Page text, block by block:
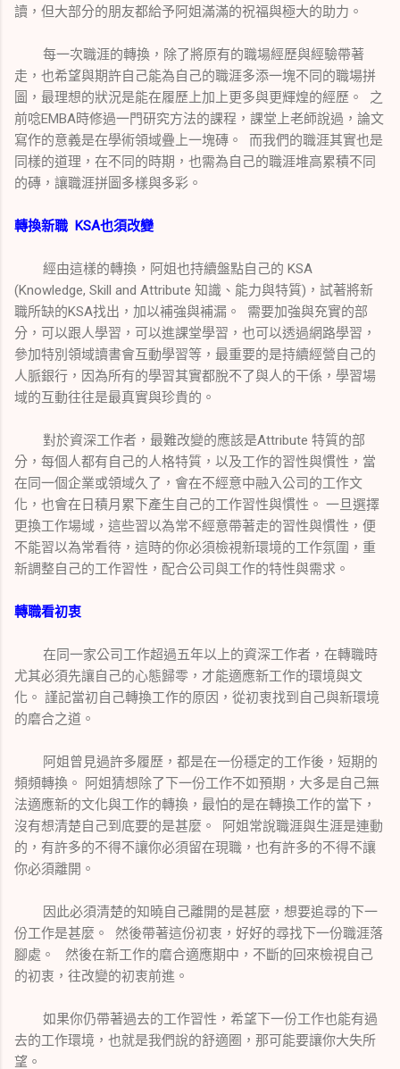
讀，但大部分的朋友都給予阿姐滿滿的祝福與極大的助力。
每一次職涯的轉換，除了將原有的職場經歷與經驗帶著
走，也希望與期許自己能為自己的職涯多添一塊不同的職場拼
圖，最理想的狀況是能在履歷上加上更多與更輝煌的經歷。 之
前唸EMBA時修過一門研究方法的課程，課堂上老師說過，論文
寫作的意義是在學術領域疊上一塊磚。 而我們的職涯其實也是
同樣的道理，在不同的時期，也需為自己的職涯堆高累積不同
的磚，讓職涯拼圖多樣與多彩。
轉換新職 KSA也須改變
經由這樣的轉換，阿姐也持續盤點自己的 KSA
(Knowledge, Skill and Attribute 知識、能力與特質)，試著將新
職所缺的KSA找出，加以補強與補漏。 需要加強與充實的部
分，可以跟人學習，可以進課堂學習，也可以透過網路學習，
參加特別領域讀書會互動學習等，最重要的是持續經營自己的
人脈銀行，因為所有的學習其實都脫不了與人的干係，學習場
域的互動往往是最真實與珍貴的。
對於資深工作者，最難改變的應該是Attribute 特質的部
分，每個人都有自己的人格特質，以及工作的習性與慣性，當
在同一個企業或領域久了，會在不經意中融入公司的工作文
化，也會在日積月累下產生自己的工作習性與慣性。 一旦選擇
更換工作場域，這些習以為常不經意帶著走的習性與慣性，便
不能習以為常看待，這時的你必須檢視新環境的工作氛圍，重
新調整自己的工作習性，配合公司與工作的特性與需求。
轉職看初衷
在同一家公司工作超過五年以上的資深工作者，在轉職時
尤其必須先讓自己的心態歸零，才能適應新工作的環境與文
化。 謹記當初自己轉換工作的原因，從初衷找到自己與新環境
的磨合之道。
阿姐曾見過許多履歷，都是在一份穩定的工作後，短期的
頻頻轉換。 阿姐猜想除了下一份工作不如預期，大多是自己無
法適應新的文化與工作的轉換，最怕的是在轉換工作的當下，
沒有想清楚自己到底要的是甚麼。 阿姐常說職涯與生涯是連動
的，有許多的不得不讓你必須留在現職，也有許多的不得不讓
你必須離開。
因此必須清楚的知曉自己離開的是甚麼，想要追尋的下一
份工作是甚麼。 然後帶著這份初衷，好好的尋找下一份職涯落
腳處。 然後在新工作的磨合適應期中，不斷的回來檢視自己
的初衷，往改變的初衷前進。
如果你仍帶著過去的工作習性，希望下一份工作也能有過
去的工作環境，也就是我們說的舒適圈，那可能要讓你大失所
望。